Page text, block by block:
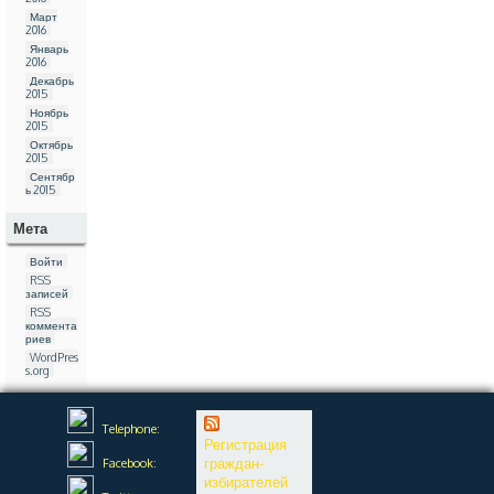
Март
2016
Январь
2016
Декабрь
2015
Ноябрь
2015
Октябрь
2015
Сентябр
ь 2015
Мета
Войти
RSS
записей
RSS
коммента
риев
WordPres
s.org
Telephone:
Facebook:
Регистрация
граждан-
избирателей